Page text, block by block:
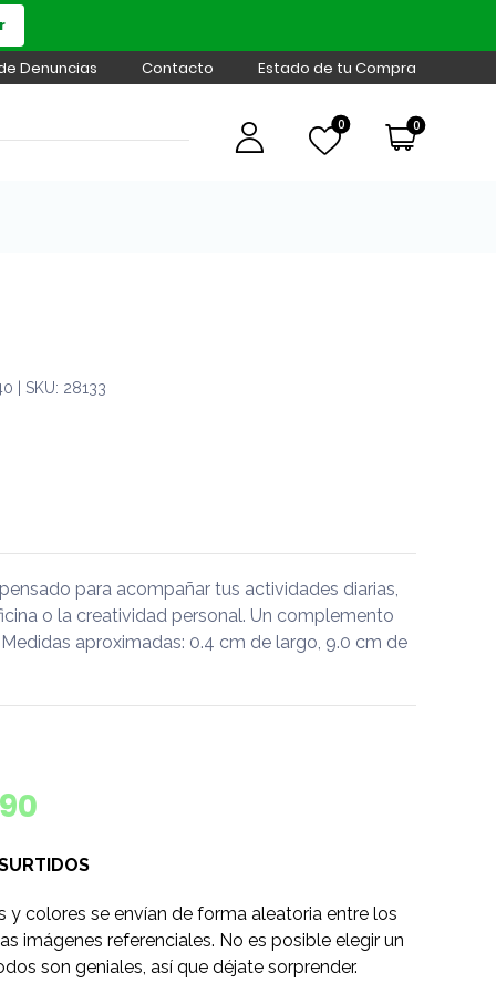
Denuncias Contacto Estado de tu Compra
0 0
| SKU: 28133
para acompañar tus actividades diarias,
o la creatividad personal. Un complemento
aproximadas: 0.4 cm de largo, 9.0 cm de
y colores se envían de forma aleatoria entre los
imágenes referenciales. No es posible elegir un
son geniales, así que déjate sorprender.